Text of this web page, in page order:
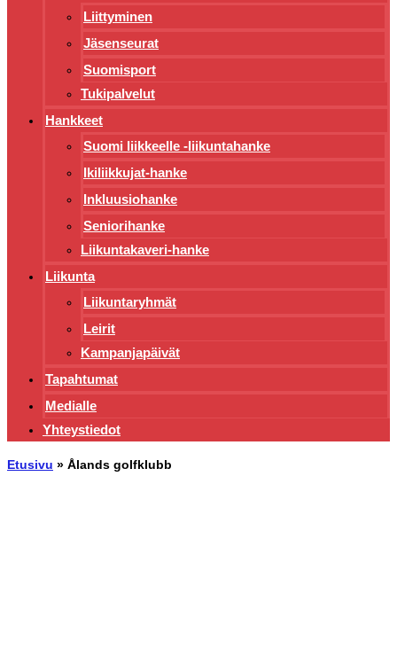
Liittyminen
Jäsenseurat
Suomisport
Tukipalvelut
Hankkeet
Suomi liikkeelle -liikuntahanke
Ikiliikkujat-hanke
Inkluusiohanke
Seniorihanke
Liikuntakaveri-hanke
Liikunta
Liikuntaryhmät
Leirit
Kampanjapäivät
Tapahtumat
Medialle
Yhteystiedot
Etusivu » Ålands golfklubb